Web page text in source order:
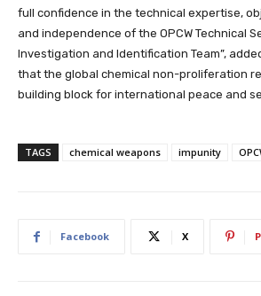
full confidence in the technical expertise,
and independence of the OPCW Technical
Investigation and Identification Team”,
that the global chemical non-proliferation
building block for international peace and
TAGS chemical weapons impunity
Facebook X